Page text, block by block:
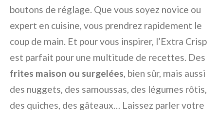
boutons de réglage. Que vous soyez novice ou
expert en cuisine, vous prendrez rapidement le
coup de main. Et pour vous inspirer, l’Extra Crisp
est parfait pour une multitude de recettes. Des
frites maison ou surgelées, bien sûr, mais aussi
des nuggets, des samoussas, des légumes rôtis,
des quiches, des gâteaux… Laissez parler votre